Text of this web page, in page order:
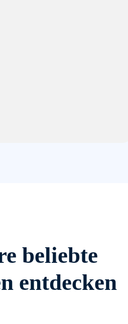
beliebte
entdecken